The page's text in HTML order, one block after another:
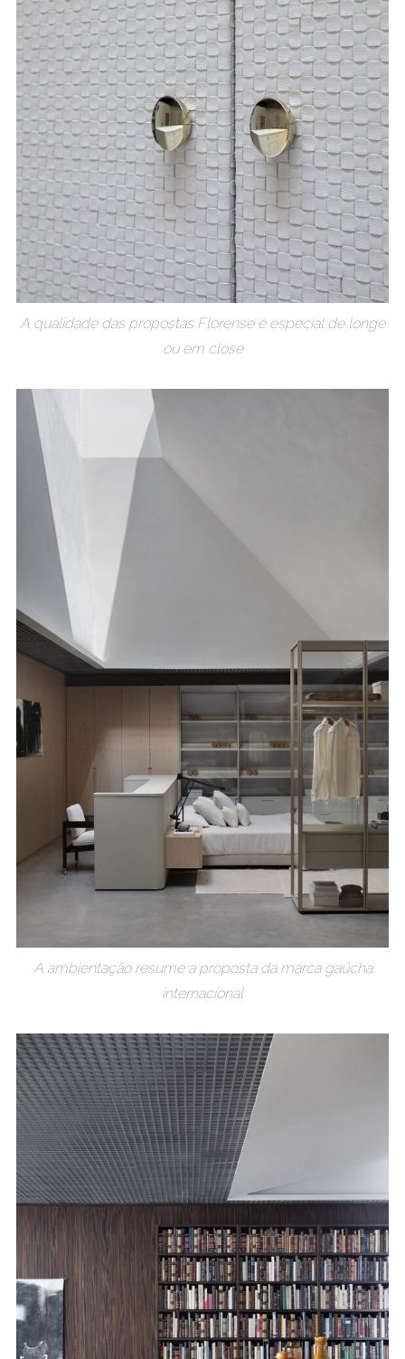
A qualidade das propostas Florense é especial de longe
ou em close
A ambientação resume a proposta da marca gaúcha
internacional